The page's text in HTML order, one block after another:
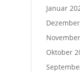
Januar
Oktober